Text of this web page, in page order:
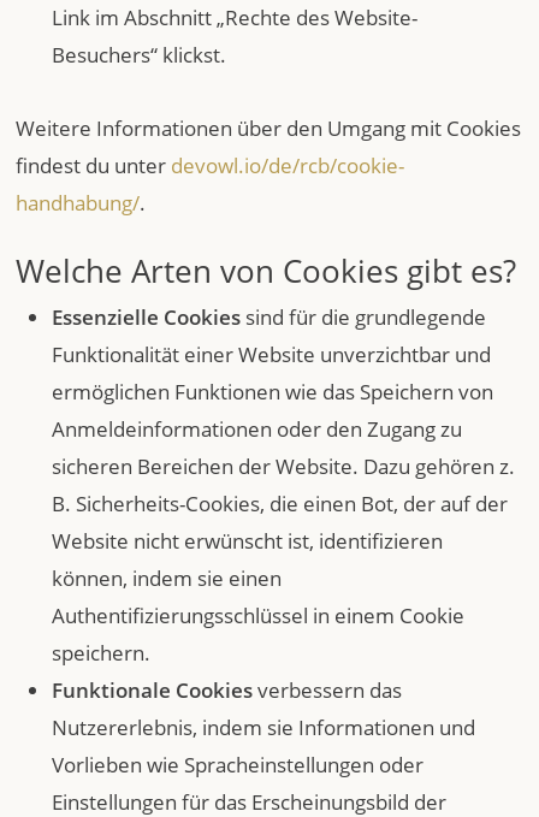
Link im Abschnitt „Rechte des Website-
Besuchers“ klickst.
Weitere Informationen über den Umgang mit Cookies
findest du unter devowl.io/de/rcb/cookie-
handhabung/.
Welche Arten von Cookies gibt es?
Essenzielle Cookies sind für die grundlegende
Funktionalität einer Website unverzichtbar und
ermöglichen Funktionen wie das Speichern von
Anmeldeinformationen oder den Zugang zu
sicheren Bereichen der Website. Dazu gehören z.
B. Sicherheits-Cookies, die einen Bot, der auf der
Website nicht erwünscht ist, identifizieren
können, indem sie einen
Authentifizierungsschlüssel in einem Cookie
speichern.
Funktionale Cookiesverbessern das
Nutzererlebnis, indem sie Informationen und
Vorlieben wie Spracheinstellungen oder
Einstellungen für das Erscheinungsbild der